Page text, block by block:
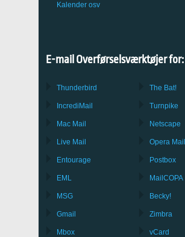
Kalender osv
E-mail Overførselsværktøjer for:
Thunderbird
IncrediMail
Mac Mail
Live Mail
Entourage
EML
MSG
Gmail
Mbox
The Bat!
Turnpike
Netscape
Opera Mail
Postbox
MailCOPA
Becky!
Zimbra
vCard